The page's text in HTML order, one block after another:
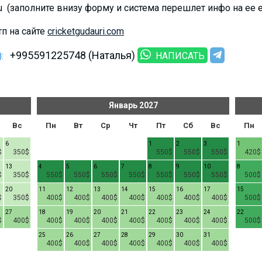
(заполните внизу форму и система перешлет инфо на
на сайте cricketgudauri.com
+995591225748 (Наталья) НАПИСАТЬ
Вс
350$
6
350$
13
350$
20
400$
27
Январь 2027
Пн Вт Ср Чт Пт Сб Вс
550$
1
550$
2
550$
3
550$
4
550$
5
550$
6
550$
7
550$
8
550$
9
550$
10
400$
11
400$
12
400$
13
400$
14
400$
15
400$
16
400$
17
400$
18
400$
19
400$
20
400$
21
400$
22
400$
23
400$
24
400$
25
400$
26
400$
27
400$
28
400$
29
400$
30
400$
31
Пн
420$
1
500$
8
500$
15
500$
22